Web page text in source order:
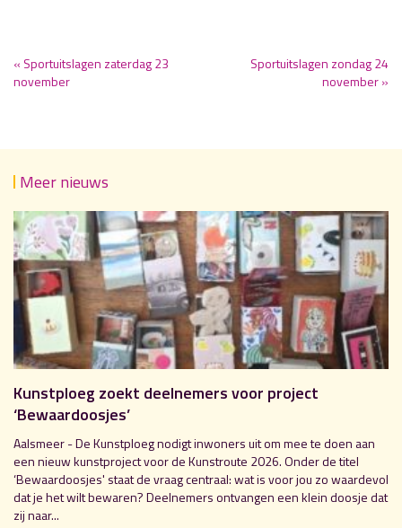
« Sportuitslagen zaterdag 23
november
Sportuitslagen zondag 24
november »
Meer nieuws
Kunstploeg zoekt deelnemers voor project
‘Bewaardoosjes’
Aalsmeer - De Kunstploeg nodigt inwoners uit om mee te doen aan
een nieuw kunstproject voor de Kunstroute 2026. Onder de titel
‘Bewaardoosjes' staat de vraag centraal: wat is voor jou zo waardevol
dat je het wilt bewaren? Deelnemers ontvangen een klein doosje dat
zij naar...